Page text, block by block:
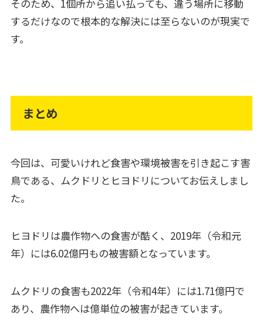
そのため、1個所から追い払っても、違う場所に移動
するだけなので根本的な解決には至らないのが現実で
す。
まとめ
今回は、可愛いけれど食害や環境被害を引き起こす害
鳥である、ムクドリとヒヨドリについてお伝えしまし
た。
ヒヨドリは農作物への食害が酷く、2019年（令和元
年）には6.02億円もの被害額となっています。
ムクドリの食害も2022年（令和4年）には1.71億円で
あり、農作物へは億単位の被害が起きています。